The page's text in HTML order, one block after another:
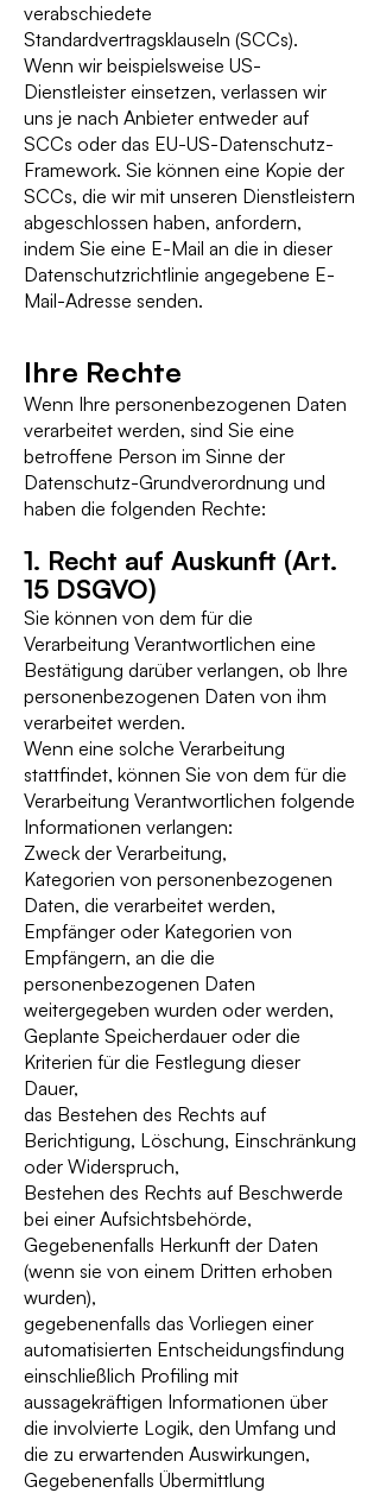
verabschiedete
Standardvertragsklauseln (SCCs).
Wenn wir beispielsweise US-
Dienstleister einsetzen, verlassen wir
uns je nach Anbieter entweder auf
SCCs oder das EU-US-Datenschutz-
Framework. Sie können eine Kopie der
SCCs, die wir mit unseren Dienstleistern
abgeschlossen haben, anfordern,
indem Sie eine E-Mail an die in dieser
Datenschutzrichtlinie angegebene E-
Mail-Adresse senden.
Ihre Rechte
Wenn Ihre personenbezogenen Daten
verarbeitet werden, sind Sie eine
betroffene Person im Sinne der
Datenschutz-Grundverordnung und
haben die folgenden Rechte:
1. Recht auf Auskunft (Art.
15 DSGVO)
Sie können von dem für die
Verarbeitung Verantwortlichen eine
Bestätigung darüber verlangen, ob Ihre
personenbezogenen Daten von ihm
verarbeitet werden.
Wenn eine solche Verarbeitung
stattfindet, können Sie von dem für die
Verarbeitung Verantwortlichen folgende
Informationen verlangen:
Zweck der Verarbeitung,
Kategorien von personenbezogenen
Daten, die verarbeitet werden,
Empfänger oder Kategorien von
Empfängern, an die die
personenbezogenen Daten
weitergegeben wurden oder werden,
Geplante Speicherdauer oder die
Kriterien für die Festlegung dieser
Dauer,
das Bestehen des Rechts auf
Berichtigung, Löschung, Einschränkung
oder Widerspruch,
Bestehen des Rechts auf Beschwerde
bei einer Aufsichtsbehörde,
Gegebenenfalls Herkunft der Daten
(wenn sie von einem Dritten erhoben
wurden),
gegebenenfalls das Vorliegen einer
automatisierten Entscheidungsfindung
einschließlich Profiling mit
aussagekräftigen Informationen über
die involvierte Logik, den Umfang und
die zu erwartenden Auswirkungen,
Gegebenenfalls Übermittlung